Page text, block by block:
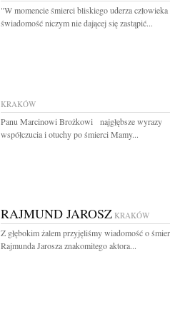
"W momencie śmierci bliskiego uderza człowieka
świadomość niczym nie dającej się zastąpić...
KRAKÓW
Panu Marcinowi Brożkowi najgłębsze wyrazy
współczucia i otuchy po śmierci Mamy...
RAJMUND JAROSZ KRAKÓW
Z głębokim żalem przyjęliśmy wiadomość o
Rajmunda Jarosza znakomitego aktora...